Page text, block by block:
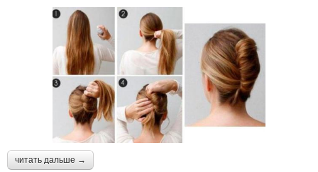
читать дальше →